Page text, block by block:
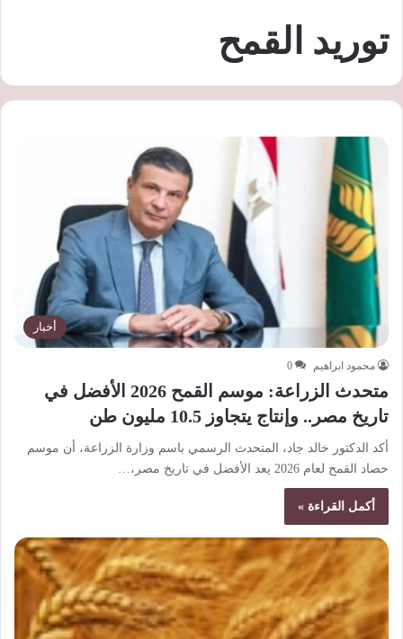
توريد القمح
أخبار
محمود ابراهيم 0
متحدث الزراعة: موسم القمح 2026 الأفضل في
تاريخ مصر.. وإنتاج يتجاوز 10.5 مليون طن
أكد الدكتور خالد جاد، المتحدث الرسمي باسم وزارة الزراعة، أن موسم
حصاد القمح لعام 2026 يعد الأفضل في تاريخ مصر،…
أكمل القراءة »